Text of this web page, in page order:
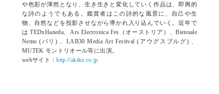
や色彩が渾然となり、生き生きと変化していく作品は、即興的
な詩のようでもある。鑑賞者はこの詩的な風景に、自己や生
物、自然などを投影させながら導かれ入り込んでいく。近年で
は TEDxHaneda、Ars Electronica Fes（オーストリア）、Biennale
Nemo (パリ) 、LAB30 Media Art Festival (アウグスブルグ) 、
MUTEK モントリオール等に出演。
webサイト：http://akiko.co.jp